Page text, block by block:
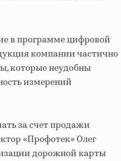
в программе цифровой
компании частично
которые неудобны
измерений
за счет продажи
«Профотек» Олег
дорожной карты